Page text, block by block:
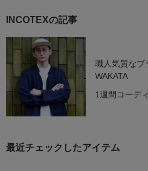
INCOTEXの記事
職人気質なブ
WAKATA
1週間コーデ
最近チェックしたアイテム